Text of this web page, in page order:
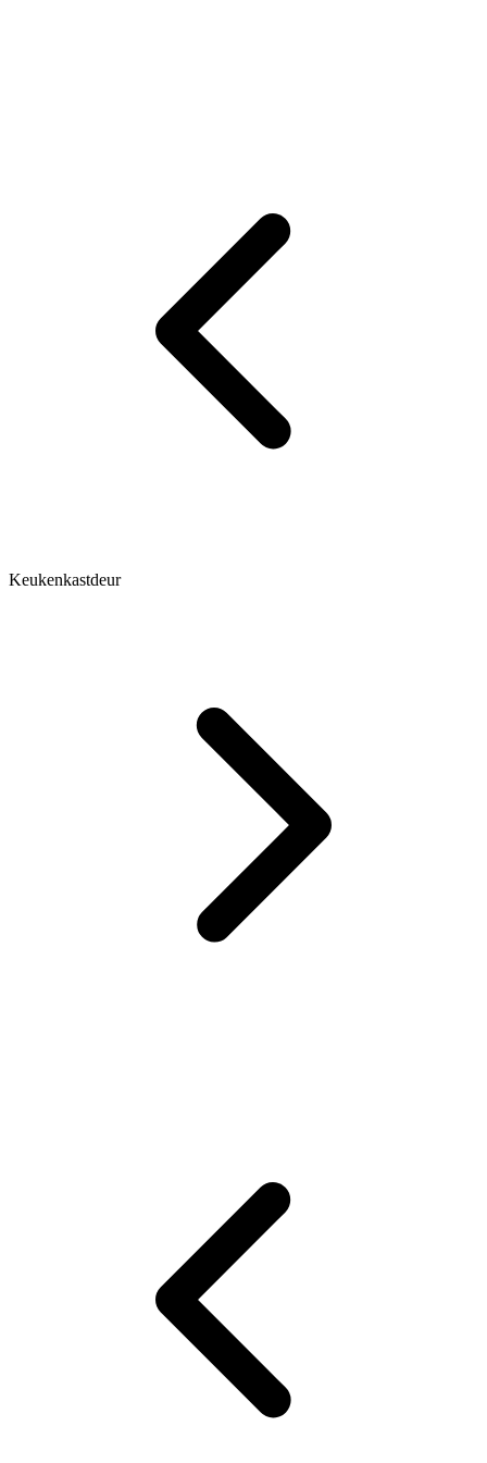
Keukenkastdeur